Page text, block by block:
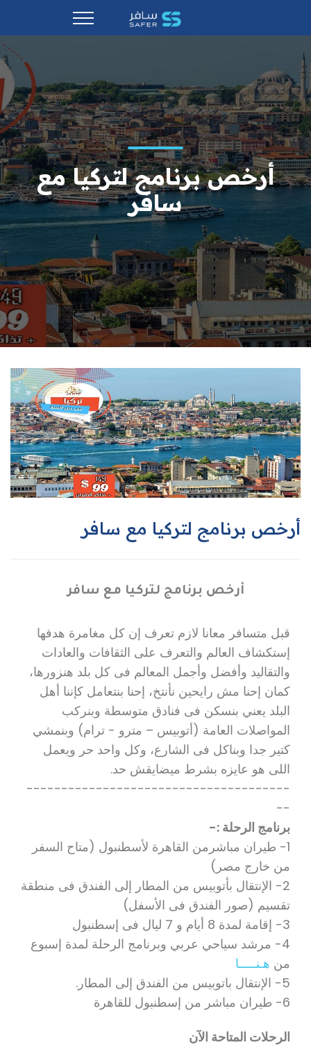
أرخص برنامج لتركيا مع
سافر
أرخص برنامج لتركيا مع سافر
أرخص برنامج لتركيا مع سافر
قبل متسافر معانا لازم تعرف إن كل مغامرة هدفها
إستكشاف العالم والتعرف على الثقافات والعادات
والتقاليد وأفضل وأجمل المعالم فى كل بلد هنزورها،
كمان إحنا مش رايحين نأنتخ، إحنا بنتعامل كإننا أهل
البلد يعني بنسكن فى فنادق متوسطة وبنركب
المواصلات العامة (أتوبيس – مترو - ترام) وبنمشي
كتير جدا وبناكل فى الشارع، وكل واحد حر ويعمل
اللى هو عايزه بشرط ميضايقش حد.
--------------------------------------
--
برنامج الرحلة :-
1- طيران مباشرمن القاهرة لأسطنبول (متاح السفر
من خارج مصر)
2- الإنتقال بأتوبيس من المطار إلى الفندق فى منطقة
تقسيم (صور الفندق فى الأسفل)
3- إقامة لمدة 8 أيام و 7 ليال فى إسطنبول
4- مرشد سياحي عربي وبرنامج الرحلة لمدة إسبوع
من هـنـــــا
5- الإنتقال باتوبيس من الفندق إلى المطار.
6- طيران مباشر من إسطنبول للقاهرة
الرحلات المتاحة الآن